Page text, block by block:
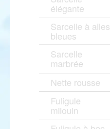
élégante
Sarcelle à ailes
bleues
Sarcelle
marbrée
Nette rousse
Fuligule
milouin